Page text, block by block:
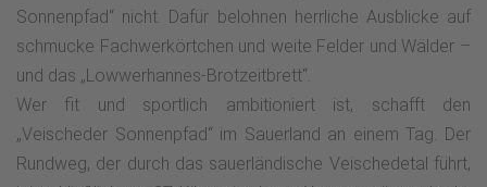
Sonnenpfad“ nicht. Dafür belohnen herrliche Ausblicke auf
schmucke Fachwerkörtchen und weite Felder und Wälder –
und das „Lowwerhannes-Brotzeitbrett“.
Wer fit und sportlich ambitioniert ist, schafft den
„Veischeder Sonnenpfad“ im Sauerland an einem Tag. Der
Rundweg, der durch das sauerländische Veischedetal führt,